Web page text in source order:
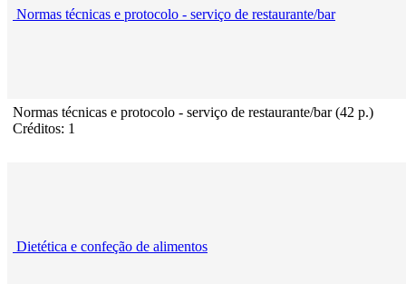
Normas técnicas e protocolo - serviço de restaurante/bar
Normas técnicas e protocolo - serviço de restaurante/bar (42 p.)
Créditos: 1
Dietética e confeção de alimentos